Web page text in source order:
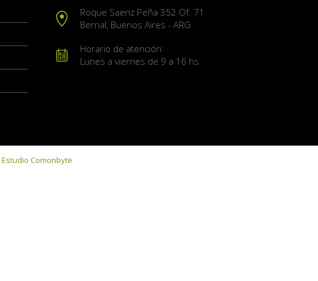
Roque Saenz Peña 352 Of. 71
Bernal, Buenos Aires - ARG
Horario de atención:
Lunes a viernes de 9 a 16 hs.
Estudio Comonbyte